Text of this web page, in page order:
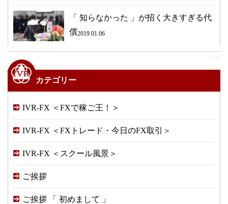
「 知らなかった 」が招く大きすぎる代
償2019.01.06
カテゴリー
IVR-FX ＜FXで稼ご王！＞
IVR-FX ＜FXトレード・今日のFX取引＞
IVR-FX ＜スクール風景＞
ご挨拶
ご挨拶 「 初めまして 」